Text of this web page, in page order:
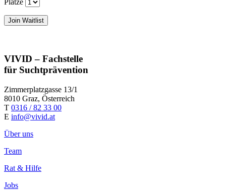
Plätze
VIVID – Fachstelle
für Suchtprävention
Zimmerplatzgasse 13/1
8010 Graz, Österreich
T 0316 / 82 33 00
E info@vivid.at
Über uns
Team
Rat & Hilfe
Jobs